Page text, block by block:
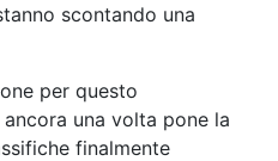
scontando una
per questo
una volta pone la
finalmente